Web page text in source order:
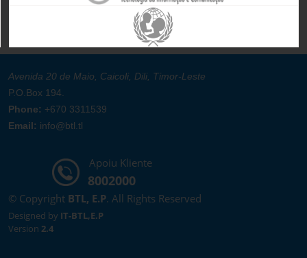
Avenida 20 de Maio, Caicoli, Dili, Timor-Leste
P.O.Box 194.
Phone: +670 3311539
Email: info@btl.tl
Apoiu Kliente
8002000
© Copyright BTL, E.P. All Rights Reserved
Designed by IT-BTL,E.P
Version 2.4